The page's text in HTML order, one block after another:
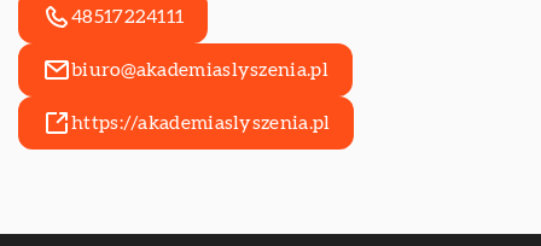
48517224111
biuro@akademiaslyszenia.pl
https://akademiaslyszenia.pl